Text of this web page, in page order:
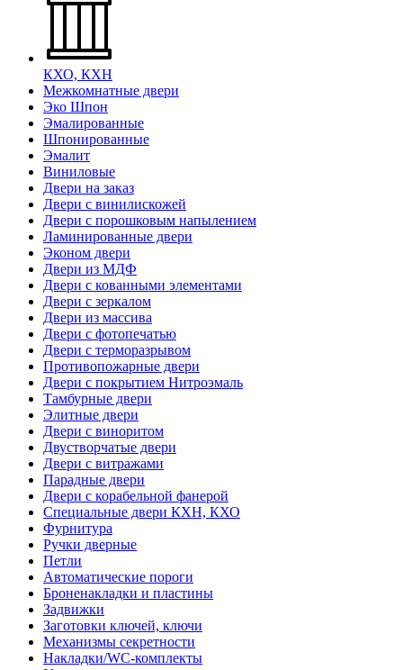
КХО, КХН
Межкомнатные двери
Эко Шпон
Эмалированные
Шпонированные
Эмалит
Виниловые
Двери на заказ
Двери с винилискожей
Двери с порошковым напылением
Ламинированные двери
Эконом двери
Двери из МДФ
Двери с кованными элементами
Двери с зеркалом
Двери из массива
Двери с фотопечатью
Двери с терморазрывом
Противопожарные двери
Двери с покрытием Нитроэмаль
Тамбурные двери
Элитные двери
Двери с виноритом
Двустворчатые двери
Двери с витражами
Парадные двери
Двери с корабельной фанерой
Специальные двери КХН, КХО
Фурнитура
Ручки дверные
Петли
Автоматические пороги
Броненакладки и пластины
Задвижки
Заготовки ключей, ключи
Механизмы секретности
Накладки/WC-комплекты